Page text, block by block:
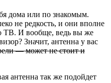
дома или по знакомым.
не редкость, и они вполне
ТВ. И вообще, ведь вы же
Значит, антенна у вас
— может не стоит и
антенна так же подойдет